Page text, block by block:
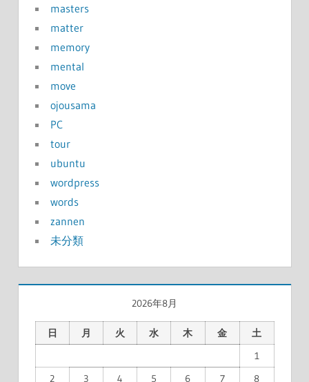
masters
matter
memory
mental
move
ojousama
PC
tour
ubuntu
wordpress
words
zannen
未分類
2026年8月
日 月 火 水 木 金
土
1
2
3 4 5 6 7
8